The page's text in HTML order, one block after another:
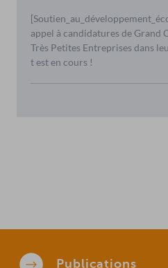
appel à candidatures de Grand
Très Petites Entreprises dans
t est en cours !
Publications